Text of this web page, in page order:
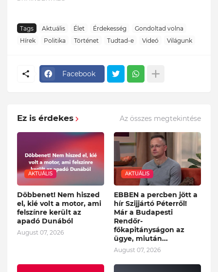
Tags Aktuális Élet Érdekesség
Gondoltad volna
Hírek
Politika Történet Tudtad-e Videó Világunk
Facebook
Ez is érdekes Az összes megtekintése
AKTUÁLIS
Döbbenet! Nem hiszed
el, kié volt a motor, ami
felszínre került az
apadó Dunából
August 07, 2026
AKTUÁLIS
EBBEN a percben jött a
hír Szijjártó Péterről!
Már a Budapesti
Rendőr-
főkapitányságon az
ügye, miután...
August 07, 2026